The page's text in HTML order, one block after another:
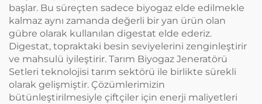
başlar. Bu süreçten sadece biyogaz elde edilmekle
kalmaz aynı zamanda değerli bir yan ürün olan
gübre olarak kullanılan digestat elde ederiz.
Digestat, topraktaki besin seviyelerini zenginleştirir
ve mahsulü iyileştirir. Tarım Biyogaz Jeneratörü
Setleri teknolojisi tarım sektörü ile birlikte sürekli
olarak gelişmiştir. Çözümlerimizin
bütünleştirilmesiyle çiftçiler için enerji maliyetleri